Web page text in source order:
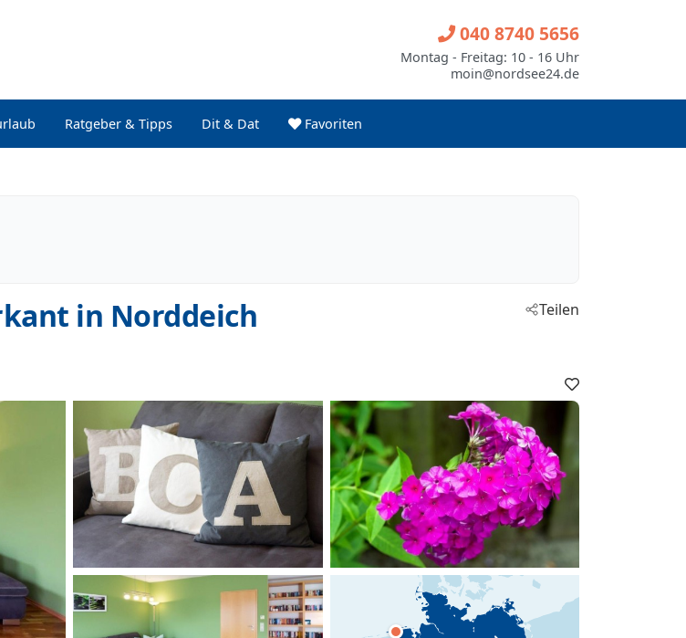
Ratgeber & Tipps Dit & Dat Favoriten
040 8740 5656
Montag - Freitag: 10 - 16 Uhr
moin@nordsee24.de
in Norddeich Teilen